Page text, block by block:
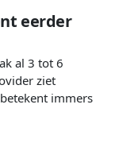
eerder
al 3 tot 6
ziet
immers